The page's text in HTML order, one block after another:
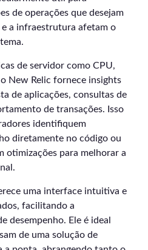
de operações que desejam
a infraestrutura afetam o
de servidor como CPU,
New Relic fornece insights
de aplicações, consultas de
de transações. Isso
identifiquem
diretamente no código ou
otimizações para melhorar a
uma interface intuitiva e
facilitando a
desempenho. Ele é ideal
de uma solução de